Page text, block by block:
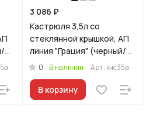
3 086 ₽
Кастрюля 3,5л со
стеклянной крышкой, АП
линия "Грация" (черный/
серебро)
0 В наличии Арт. кчс35а
В корзину